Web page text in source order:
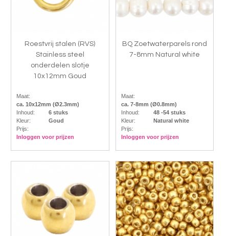
Roestvrij stalen (RVS)
Stainless steel
onderdelen slotje
10x12mm Goud
Maat:
ca. 10x12mm (Ø2.3mm)
Inhoud:
6 stuks
Kleur:
Goud
Prijs:
Inloggen voor prijzen
BQ Zoetwaterparels rond
7-8mm Natural white
Maat:
ca. 7-8mm (Ø0.8mm)
Inhoud:
48 -54 stuks
Kleur:
Natural white
Prijs:
Inloggen voor prijzen